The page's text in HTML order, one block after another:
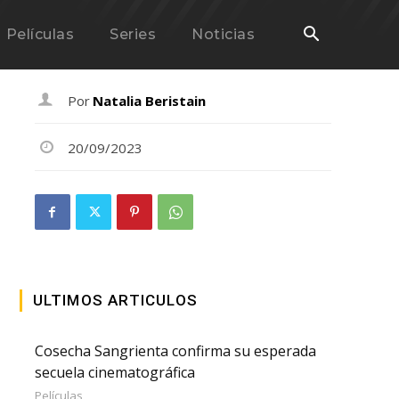
Películas Series Noticias
Por Natalia Beristain
20/09/2023
ULTIMOS ARTICULOS
Cosecha Sangrienta confirma su esperada
secuela cinematográfica
Películas